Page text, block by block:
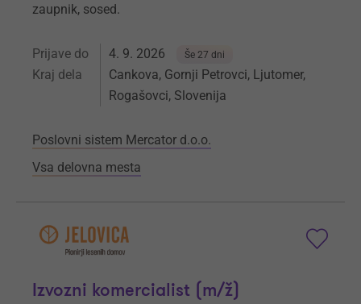
zaupnik, sosed.
Prijave do 4. 9. 2026 Še 27 dni
Kraj dela
Cankova, Gornji Petrovci, Ljutomer,
Rogašovci, Slovenija
Poslovni sistem Mercator d.o.o.
Vsa delovna mesta
Izvozni komercialist (m/ž)